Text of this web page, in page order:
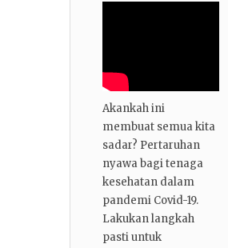
Akankah ini
membuat semua kita
sadar? Pertaruhan
nyawa bagi tenaga
kesehatan dalam
pandemi Covid-19.
Lakukan langkah
pasti untuk